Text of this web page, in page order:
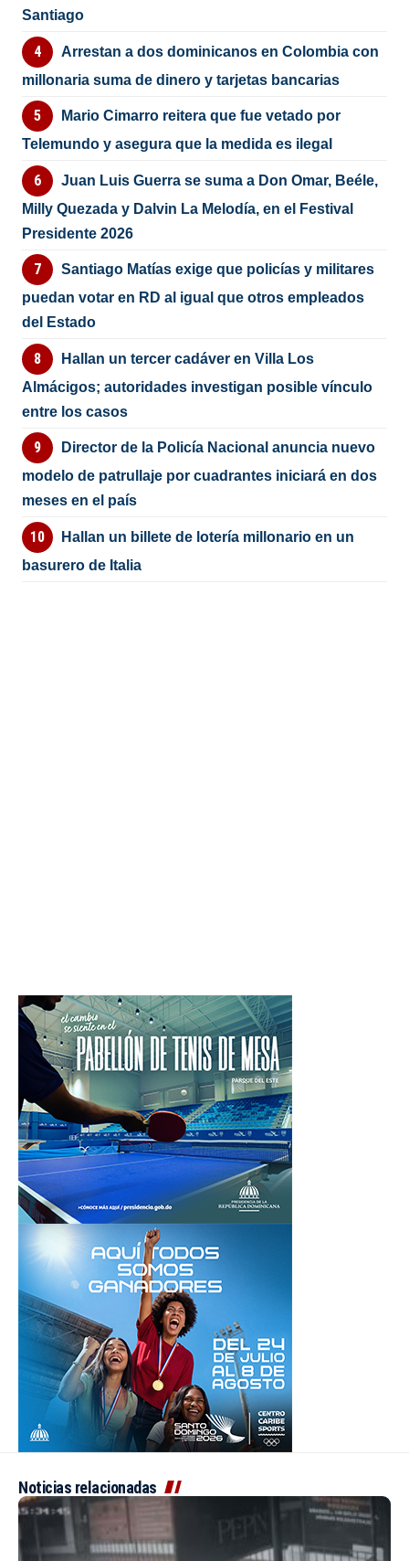
Santiago
Arrestan a dos dominicanos en Colombia con
millonaria suma de dinero y tarjetas bancarias
Mario Cimarro reitera que fue vetado por
Telemundo y asegura que la medida es ilegal
Juan Luis Guerra se suma a Don Omar, Beéle,
Milly Quezada y Dalvin La Melodía, en el Festival
Presidente 2026
Santiago Matías exige que policías y militares
puedan votar en RD al igual que otros empleados
del Estado
Hallan un tercer cadáver en Villa Los
Almácigos; autoridades investigan posible vínculo
entre los casos
Director de la Policía Nacional anuncia nuevo
modelo de patrullaje por cuadrantes iniciará en dos
meses en el país
Hallan un billete de lotería millonario en un
basurero de Italia
Noticias relacionadas